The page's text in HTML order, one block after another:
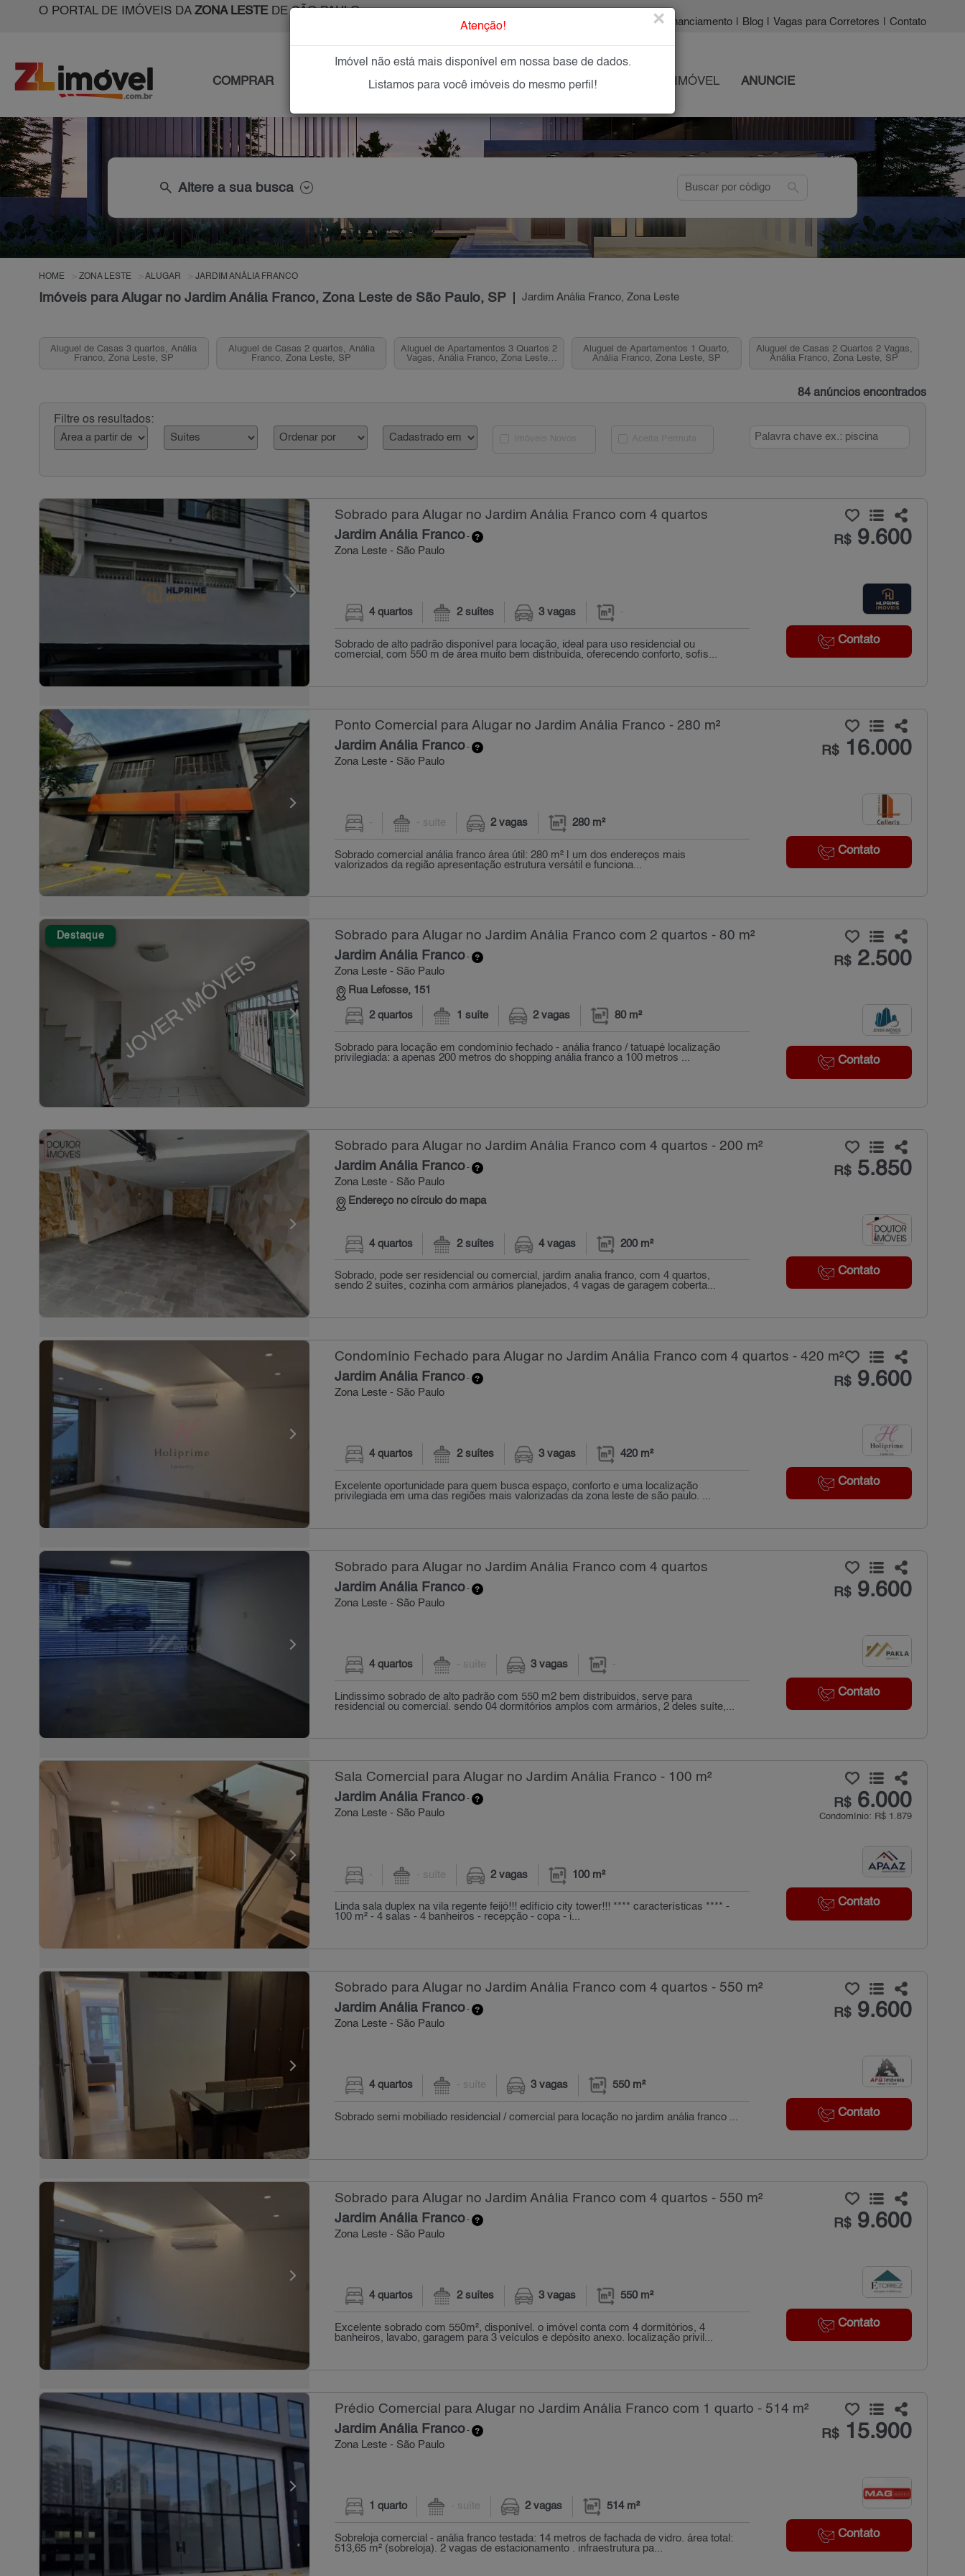
O PORTAL DE IMÓVEIS DA ZONA LESTEDE SÃO PAULO
| Financiamento Blog Vagas para Corretores Contato
COMPRAR IMÓVEIS NOVOS IMOBILIÁRIAS OFEREÇA SEU IMÓVEL ANUNCIE
search Altere a sua busca search
HOME ZONA LESTE ALUGAR JARDIM ANÁLIA FRANCO
Imóveis para Alugar no Jardim Anália Franco, Zona Leste de São Paulo, SP Jardim Anália Franco, Zona Leste
Aluguel de Casas 3 quartos, Anália
Franco, Zona Leste, SP
Aluguel de Casas 2 quartos, Anália
Franco, Zona Leste, SP
Aluguel de Apartamentos 3 Quartos 2
Vagas, Anália Franco, Zona Leste,
Aluguel de Apartamentos 1 Quarto,
Anália Franco, Zona Leste, SP
Aluguel de Casas 2 Quartos 2 Vagas,
Anália Franco, Zona Leste, SP
84 anúncios encontrados
Filtre os resultados:
Sobrado para Alugar no Jardim Anália Franco com 4 quartos
Jardim Anália Franco-
Zona Leste - São Paulo
R$9.600
Contato
4 quartos 2 suítes 3 vagas -
Sobrado de alto padrão disponível para locação, ideal para uso residencial ou
comercial, com 550 m de área muito bem distribuída, oferecendo conforto, sofis...
Ponto Comercial para Alugar no Jardim Anália Franco - 280 m²
Jardim Anália Franco-
Zona Leste - São Paulo
R$16.000
Contato
- - suíte 2 vagas 280 m²
Sobrado comercial anália franco área útil: 280 m² | um dos endereços mais
valorizados da região apresentação estrutura versátil e funciona...
Destaque Sobrado para Alugar no Jardim Anália Franco com 2 quartos - 80 m²
Jardim Anália Franco-
Zona Leste - São Paulo
Rua Lefosse, 151
R$2.500
Contato
2 quartos 1 suíte 2 vagas 80 m²
Sobrado para locação em condomínio fechado - anália franco / tatuapé localização
privilegiada: a apenas 200 metros do shopping anália franco a 100 metros ...
Sobrado para Alugar no Jardim Anália Franco com 4 quartos - 200 m²
Jardim Anália Franco-
Zona Leste - São Paulo
Endereço no círculo do mapa
R$5.850
Contato
4 quartos 2 suítes 4 vagas 200 m²
Sobrado, pode ser residencial ou comercial, jardim analia franco, com 4 quartos,
sendo 2 suítes, cozinha com armários planejados, 4 vagas de garagem coberta...
Condomínio Fechado para Alugar no Jardim Anália Franco com 4 quartos - 420 m²
Jardim Anália Franco-
Zona Leste - São Paulo
R$9.600
Contato
4 quartos 2 suítes 3 vagas 420 m²
Excelente oportunidade para quem busca espaço, conforto e uma localização
privilegiada em uma das regiões mais valorizadas da zona leste de são paulo. ...
Sobrado para Alugar no Jardim Anália Franco com 4 quartos
Jardim Anália Franco-
Zona Leste - São Paulo
R$9.600
Contato
4 quartos - suíte 3 vagas -
Lindissimo sobrado de alto padrão com 550 m2 bem distribuidos, serve para
residencial ou comercial. sendo 04 dormitórios amplos com armários, 2 deles suíte,...
Sala Comercial para Alugar no Jardim Anália Franco - 100 m²
Jardim Anália Franco-
Zona Leste - São Paulo
R$6.000
Condomínio: R$ 1.879
Contato
- - suíte 2 vagas 100 m²
Linda sala duplex na vila regente feijó!!! edíficio city tower!!! **** características **** -
100 m² - 4 salas - 4 banheiros - recepção - copa - i...
Sobrado para Alugar no Jardim Anália Franco com 4 quartos - 550 m²
Jardim Anália Franco-
Zona Leste - São Paulo
R$9.600
Contato
4 quartos - suíte 3 vagas 550 m²
Sobrado semi mobiliado residencial / comercial para locação no jardim anália franco ...
Sobrado para Alugar no Jardim Anália Franco com 4 quartos - 550 m²
Jardim Anália Franco-
Zona Leste - São Paulo
R$9.600
Contato
4 quartos 2 suítes 3 vagas 550 m²
Excelente sobrado com 550m², disponível. o imóvel conta com 4 dormitórios, 4
banheiros, lavabo, garagem para 3 veículos e depósito anexo. localização privil...
Prédio Comercial para Alugar no Jardim Anália Franco com 1 quarto - 514 m²
Jardim Anália Franco-
Zona Leste - São Paulo
R$15.900
Contato
1 quarto - suíte 2 vagas 514 m²
Sobreloja comercial - anália franco testada: 14 metros de fachada de vidro. área total:
513,65 m² (sobreloja). 2 vagas de estacionamento . infraestrutura pa...
Atenção! ×
Imóvel não está mais disponível em nossa base de dados.
Listamos para você imóveis do mesmo perfil!